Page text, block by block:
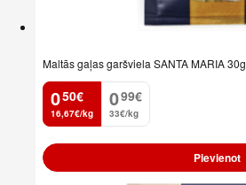
Maltās gaļas garšviela SANTA MARIA 30g
0
. 50€
16,67€/kg
0
. 99€
33€/kg
Pievienot